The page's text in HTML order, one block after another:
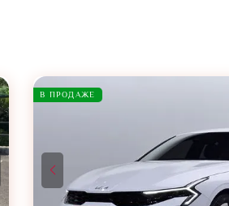
В ПРОДАЖЕ